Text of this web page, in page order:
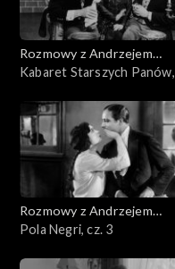
Rozmowy z Andrzejem
Doboszem
Kabaret Starszych Panów,
Rozmowy z Andrzejem
Doboszem
Pola Negri, cz. 3